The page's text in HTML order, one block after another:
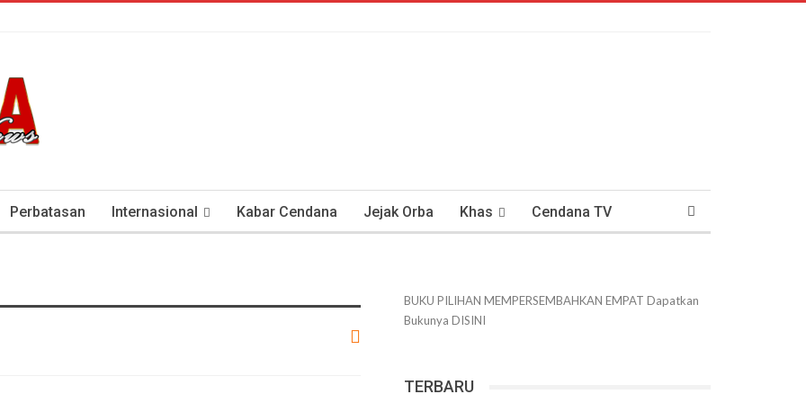
Perbatasan Internasional Kabar Cendana Jejak Orba Khas Cendana TV
BUKU PILIHAN MEMPERSEMBAHKAN EMPAT Dapatkan
Bukunya DISINI
TERBARU